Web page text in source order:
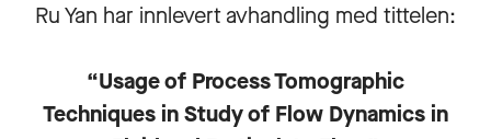
Ru Yan har innlevert avhandling med tittelen:
“Usage of Process Tomographic
Techniques in Study of Flow Dynamics in